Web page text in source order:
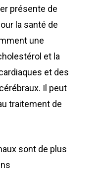
présente de
la santé de
une
et la
et des
Il peut
traitement de
sont de plus